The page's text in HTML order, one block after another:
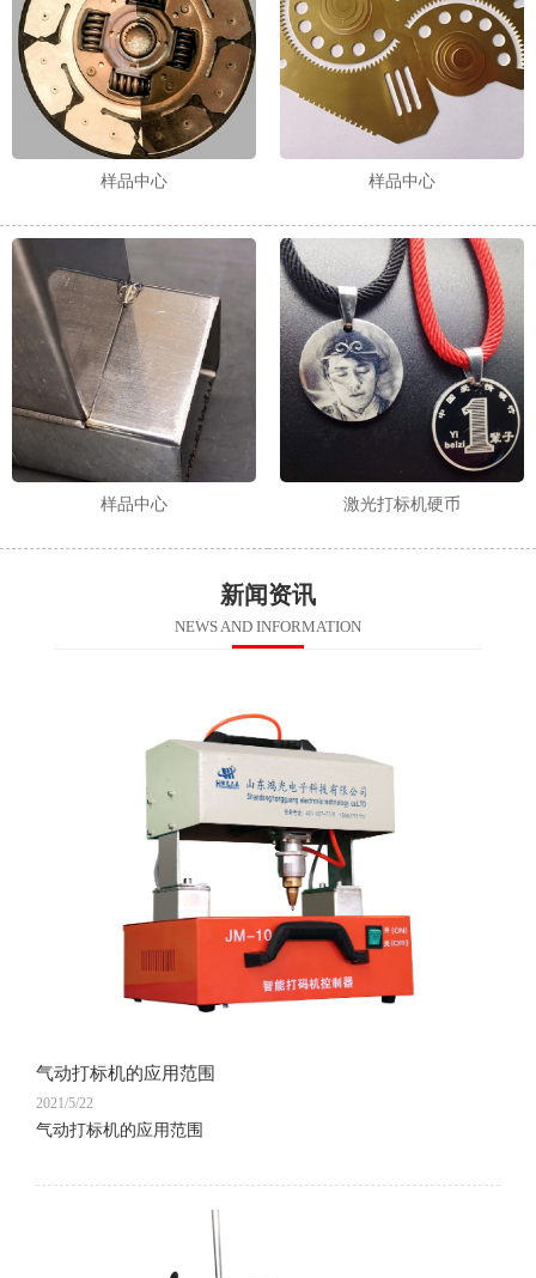
样品中心 样品中心
样品中心 激光打标机硬币
新闻资讯
NEWS AND INFORMATION
气动打标机的应用范围
2021/5/22
气动打标机的应用范围